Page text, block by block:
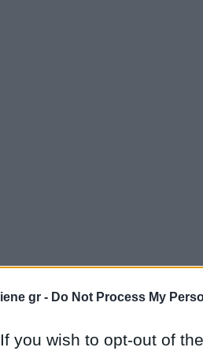
iene gr - Do Not Process My
If you wish to opt-out of